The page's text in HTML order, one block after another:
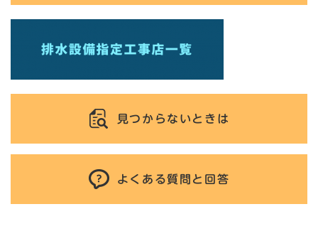
見つからないときは
よくある質問と回答